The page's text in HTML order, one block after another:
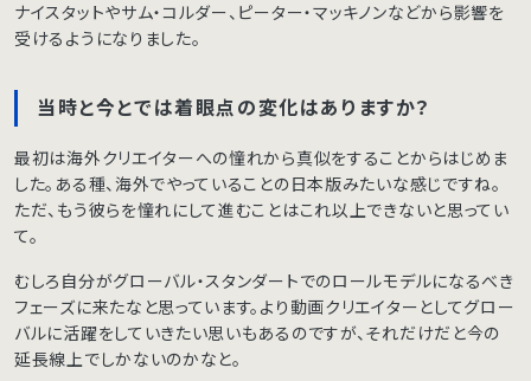
ナイスタットやサム・コルダー、ピーター・マッキノンなどから影響を
受けるようになりました。
当時と今とでは着眼点の変化はありますか？
最初は海外クリエイターへの憧れから真似をすることからはじめま
した。ある種、海外でやっていることの日本版みたいな感じですね。
ただ、もう彼らを憧れにして進むことはこれ以上できないと思ってい
て。
むしろ自分がグローバル・スタンダートでのロールモデルになるべき
フェーズに来たなと思っています。より動画クリエイターとしてグロー
バルに活躍をしていきたい思いもあるのですが、それだけだと今の
延長線上でしかないのかなと。